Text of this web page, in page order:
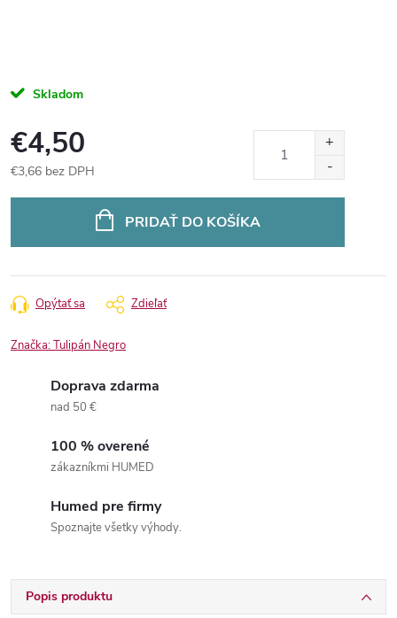
Skladom
€4,50
€3,66 bez DPH
PRIDAŤ DO KOŠÍKA
Opýtať sa Zdieľať
Značka:Tulipán Negro
Doprava zdarma
nad 50 €
100 % overené
zákazníkmi HUMED
Humed pre firmy
Spoznajte všetky výhody.
Popis produktu